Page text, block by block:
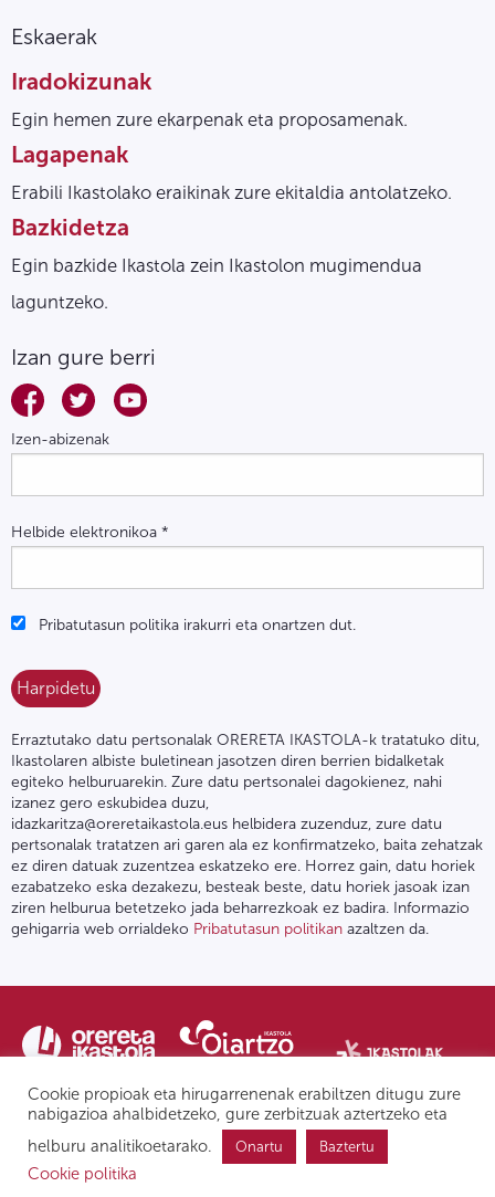
Eskaerak
Iradokizunak
Egin hemen zure ekarpenak eta proposamenak.
Lagapenak
Erabili Ikastolako eraikinak zure ekitaldia antolatzeko.
Bazkidetza
Egin bazkide Ikastola zein Ikastolon mugimendua
laguntzeko.
Izan gure berri
Izen-abizenak
Helbide elektronikoa *
Pribatutasun politika irakurri eta onartzen dut.
Erraztutako datu pertsonalak ORERETA IKASTOLA-k tratatuko ditu,
Ikastolaren albiste buletinean jasotzen diren berrien bidalketak
egiteko helburuarekin. Zure datu pertsonalei dagokienez, nahi
izanez gero eskubidea duzu,
idazkaritza@oreretaikastola.eus helbidera zuzenduz, zure datu
pertsonalak tratatzen ari garen ala ez konfirmatzeko, baita zehatzak
ez diren datuak zuzentzea eskatzeko ere. Horrez gain, datu horiek
ezabatzeko eska dezakezu, besteak beste, datu horiek jasoak izan
ziren helburua betetzeko jada beharrezkoak ez badira. Informazio
gehigarria web orrialdeko Pribatutasun politikan azaltzen da.
Pribatutasun politika | Lege oharra Postontzi etikoa
Cookie propioak eta hirugarrenenak erabiltzen ditugu zure
nabigazioa ahalbidetzeko, gure zerbitzuak aztertzeko eta
helburu analitikoetarako.
Onartu Baztertu
Cookie politika